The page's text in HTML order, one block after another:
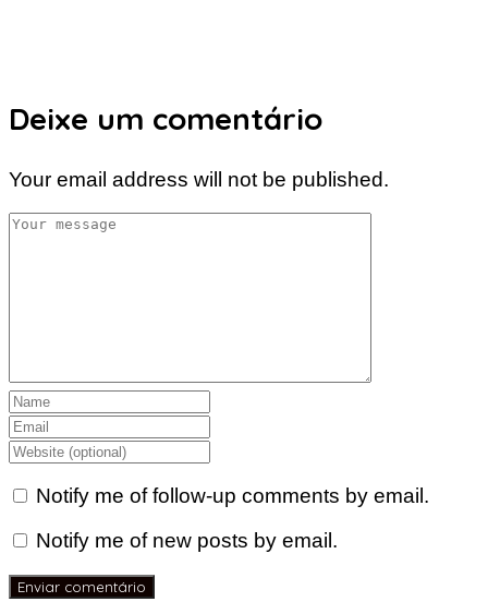
Deixe um comentário
Your email address will not be published.
Notify me of follow-up comments by email.
Notify me of new posts by email.